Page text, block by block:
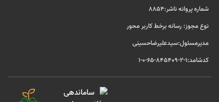
شماره پروانه ناشر:8854
نوع مجوز: رسانه برخط کاربر محور
مدیرمسئول:سیدعلیرضاحسینی
کدشامد:1-2-845409-65-0-1